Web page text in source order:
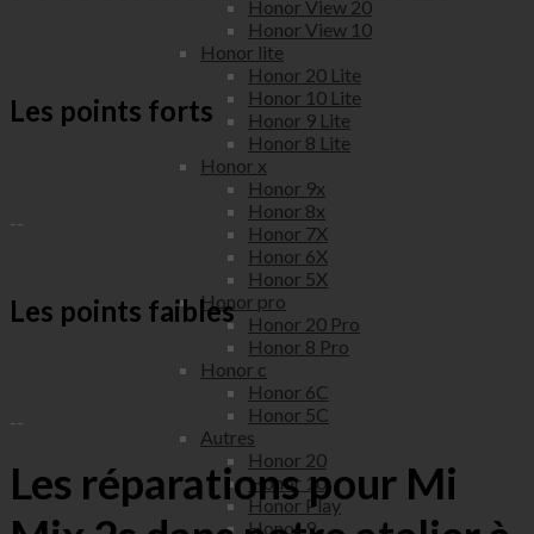
Honor View 20
Honor View 10
Honor lite
Honor 20 Lite
Honor 10 Lite
Honor 9 Lite
Honor 8 Lite
Honor x
Honor 9x
Honor 8x
Honor 7X
Honor 6X
Honor 5X
Honor pro
Honor 20 Pro
Honor 8 Pro
Honor c
Honor 6C
Honor 5C
Autres
Honor 20
Honor 10
Honor Play
Honor 9
Les points forts
--
Les points faibles
--
Les réparations pour Mi